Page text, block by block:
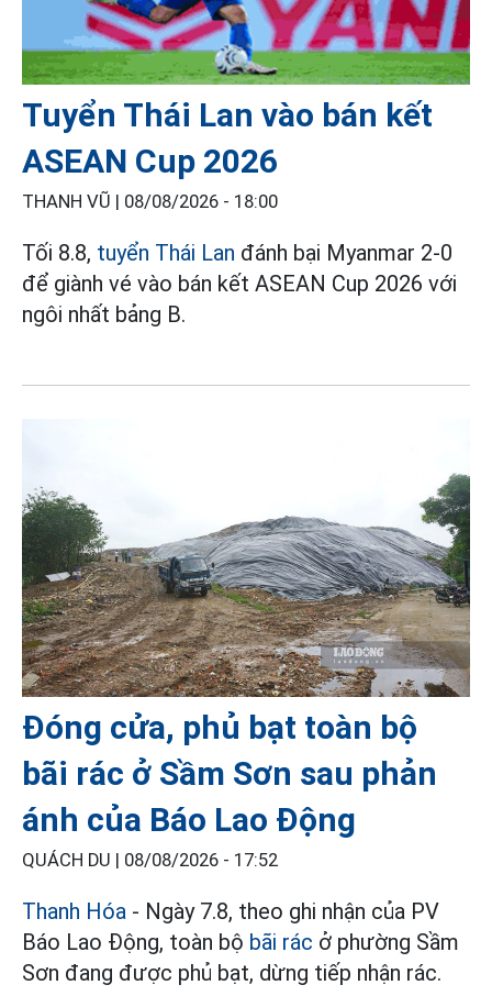
Tuyển Thái Lan vào bán kết
ASEAN Cup 2026
THANH VŨ | 08/08/2026 - 18:00
Tối 8.8, tuyển Thái Lan đánh bại Myanmar 2-0
để giành vé vào bán kết ASEAN Cup 2026 với
ngôi nhất bảng B.
Đóng cửa, phủ bạt toàn bộ
bãi rác ở Sầm Sơn sau phản
ánh của Báo Lao Động
QUÁCH DU | 08/08/2026 - 17:52
Thanh Hóa - Ngày 7.8, theo ghi nhận của PV
Báo Lao Động, toàn bộ bãi rác ở phường Sầm
Sơn đang được phủ bạt, dừng tiếp nhận rác.